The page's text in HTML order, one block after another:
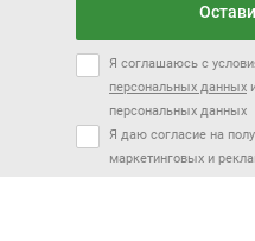
Я соглашаюсь с
персональных данных
персональных данных
Я даю согласие на
маркетинговых и